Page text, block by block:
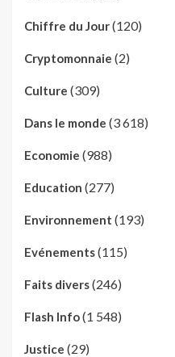
Chiffre du Jour(120)
Cryptomonnaie (2)
Culture (309)
Dans le monde (3 618)
Economie (988)
Education (277)
Environnement (193)
Evénements(115)
Faits divers(246)
Flash Info(1 548)
Justice (29)